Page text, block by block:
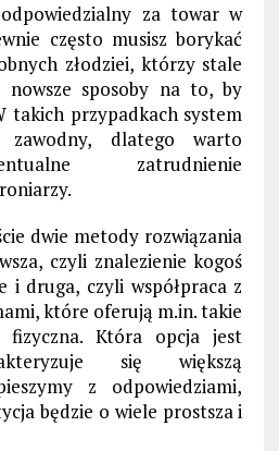
za towar w
często musisz borykać
złodziei, którzy stale
sposoby na to, by
takich przypadkach system
zawodny, dlatego warto
zatrudnienie
dwie metody rozwiązania
czyli znalezienie kogoś
i druga, czyli współpraca z
które oferują m.in. takie
fizyczna. Która opcja jest
się większą
z odpowiedziami,
będzie o wiele prostsza i